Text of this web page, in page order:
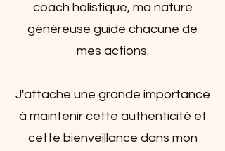
coach holistique, ma nature
généreuse guide chacune de
mes actions.
J'attache une grande importance
à maintenir cette authenticité et
cette bienveillance dans mon